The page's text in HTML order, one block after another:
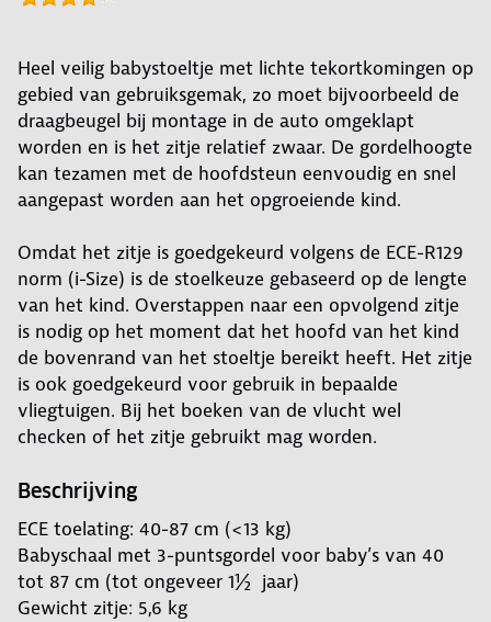
Heel veilig babystoeltje met lichte tekortkomingen op
gebied van gebruiksgemak, zo moet bijvoorbeeld de
draagbeugel bij montage in de auto omgeklapt
worden en is het zitje relatief zwaar. De gordelhoogte
kan tezamen met de hoofdsteun eenvoudig en snel
aangepast worden aan het opgroeiende kind.
Omdat het zitje is goedgekeurd volgens de ECE-R129
norm (i-Size) is de stoelkeuze gebaseerd op de lengte
van het kind. Overstappen naar een opvolgend zitje
is nodig op het moment dat het hoofd van het kind
de bovenrand van het stoeltje bereikt heeft. Het zitje
is ook goedgekeurd voor gebruik in bepaalde
vliegtuigen. Bij het boeken van de vlucht wel
checken of het zitje gebruikt mag worden.
Beschrijving
ECE toelating: 40-87 cm (<13 kg)
Babyschaal met 3-puntsgordel voor baby’s van 40
tot 87 cm (tot ongeveer 1½ jaar)
Gewicht zitje: 5,6 kg